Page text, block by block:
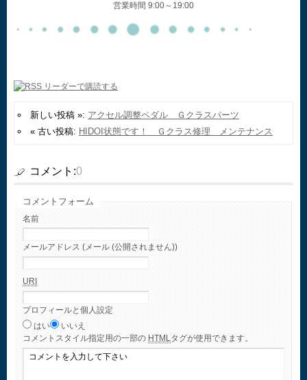
営業時間 9:00～19:00
新しい投稿 »: アクセル調整ペダル Ｇクラスパーツ
« 古い投稿: HIDOI状態です！ Ｇクラス修理 メンテナンス
コメント:0
コメントフォーム
名前
メールアドレス (メール (公開されません))
URI
プロフィールと個人設定
はい
いいえ
コメント スタイル指定用の一部の HTMLタグが使用できます。